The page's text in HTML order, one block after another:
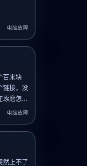
电脑故障
百来块
链接，没
琢磨怎...
电脑故障
然上不了